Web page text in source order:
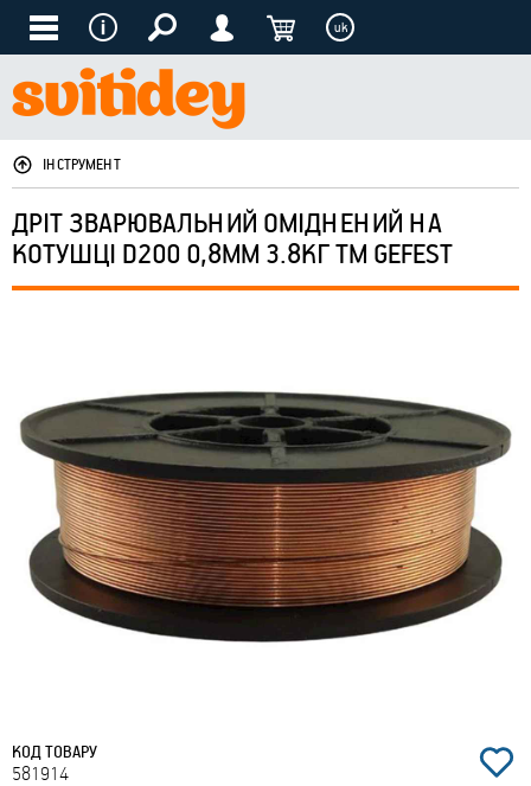
uk
ІНСТРУМЕНТ
ДРІТ ЗВАРЮВАЛЬНИЙ ОМІДНЕНИЙ НА
КОТУШЦІ D200 0,8ММ 3.8КГ ТМ GEFEST
КОД ТОВАРУ
581914